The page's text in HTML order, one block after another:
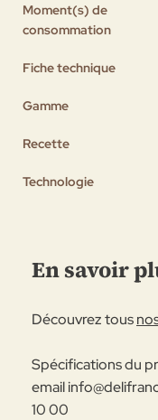
Moment(s) de
consommation
Fiche technique
Gamme
Recette
Technologie
En savoir
Découvrez tous
Spécifications du
email
10 00